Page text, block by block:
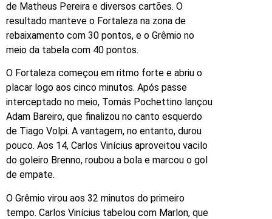
de Matheus Pereira e diversos cartões. O
resultado manteve o Fortaleza na zona de
rebaixamento com 30 pontos, e o Grêmio no
meio da tabela com 40 pontos.
O Fortaleza começou em ritmo forte e abriu o
placar logo aos cinco minutos. Após passe
interceptado no meio, Tomás Pochettino lançou
Adam Bareiro, que finalizou no canto esquerdo
de Tiago Volpi. A vantagem, no entanto, durou
pouco. Aos 14, Carlos Vinícius aproveitou vacilo
do goleiro Brenno, roubou a bola e marcou o gol
de empate.
O Grêmio virou aos 32 minutos do primeiro
tempo. Carlos Vinícius tabelou com Marlon, que